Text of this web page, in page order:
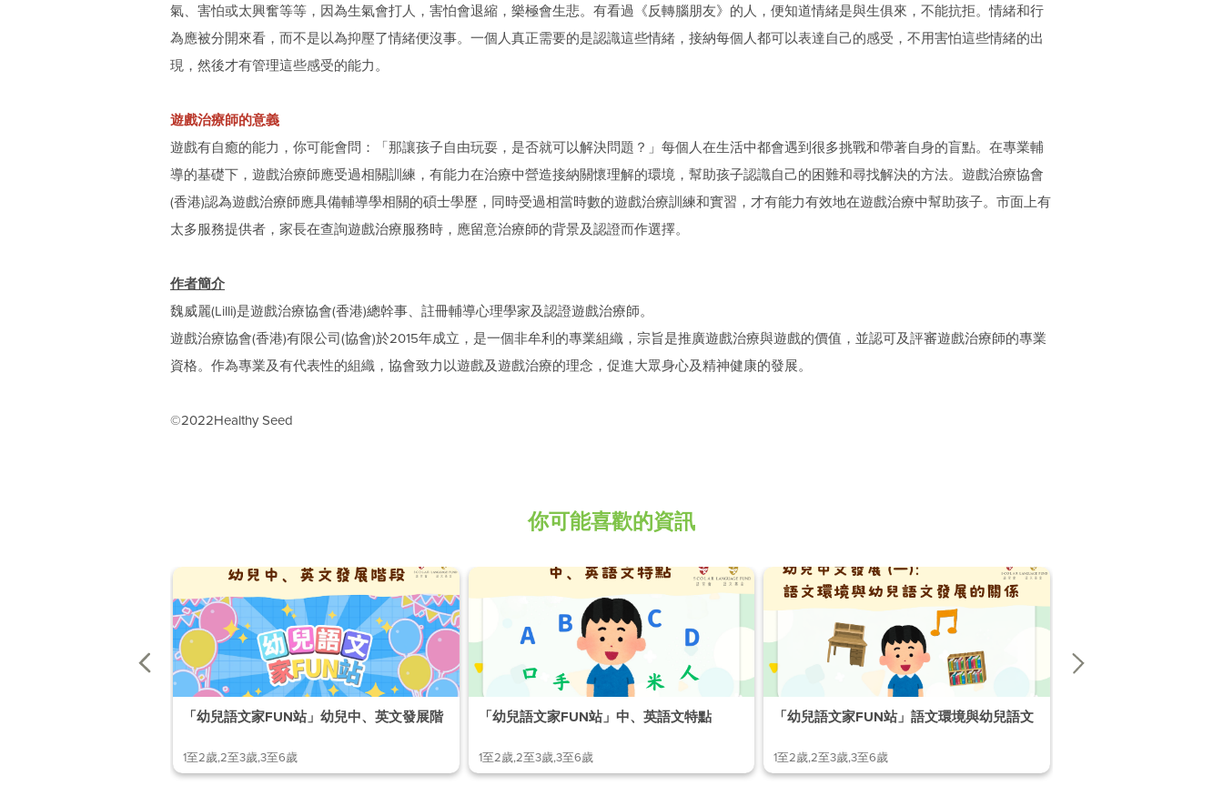
氣、害怕或太興奮等等，因為生氣會打人，害怕會退縮，樂極會生悲。有看過《反轉腦朋友》的人，便知道情緒是與生俱來，不能抗拒。情緒和行
為應被分開來看，而不是以為抑壓了情緒便沒事。一個人真正需要的是認識這些情緒，接納每個人都可以表達自己的感受，不用害怕這些情緒的出
現，然後才有管理這些感受的能力。
遊戲治療師的意義
遊戲有自癒的能力，你可能會問：「那讓孩子自由玩耍，是否就可以解決問題？」每個人在生活中都會遇到很多挑戰和帶著自身的盲點。在專業輔
導的基礎下，遊戲治療師應受過相關訓練，有能力在治療中營造接納關懷理解的環境，幫助孩子認識自己的困難和尋找解決的方法。遊戲治療協會
(香港)認為遊戲治療師應具備輔導學相關的碩士學歷，同時受過相當時數的遊戲治療訓練和實習，才有能力有效地在遊戲治療中幫助孩子。市面上有
太多服務提供者，家長在查詢遊戲治療服務時，應留意治療師的背景及認證而作選擇。
作者簡介
魏威麗(Lilli)是遊戲治療協會(香港)總幹事、註冊輔導心理學家及認證遊戲治療師。
遊戲治療協會(香港)有限公司(協會)於2015年成立，是一個非牟利的專業組織，宗旨是推廣遊戲治療與遊戲的價值，並認可及評審遊戲治療師的專業
資格。作為專業及有代表性的組織，協會致力以遊戲及遊戲治療的理念，促進大眾身心及精神健康的發展。
©2022Healthy Seed
你可能喜歡的資訊
「幼兒語文家FUN站」幼兒中、英文發展階
1至2歲,2至3歲,3至6歲
「幼兒語文家FUN站」中、英語文特點
1至2歲,2至3歲,3至6歲
「幼兒語文家FUN站」語文環境與幼兒語文
1至2歲,2至3歲,3至6歲